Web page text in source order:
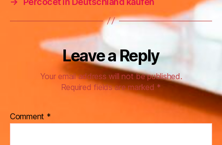
Leave a Reply
Your email address will not be published.
Required fields are marked*
Comment *